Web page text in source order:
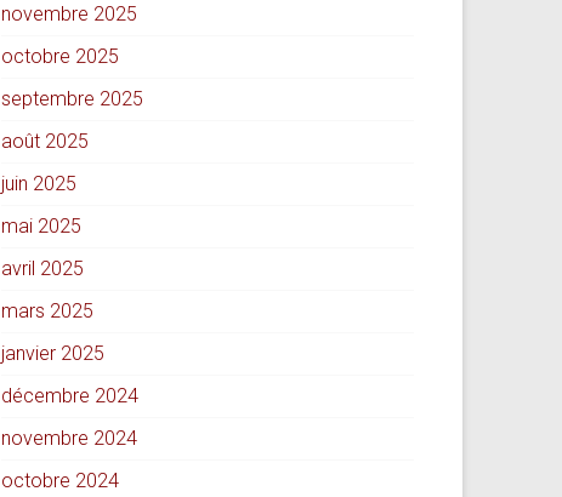
novembre 2025
octobre 2025
septembre 2025
août 2025
juin 2025
mai 2025
avril 2025
mars 2025
janvier 2025
décembre 2024
novembre 2024
octobre 2024